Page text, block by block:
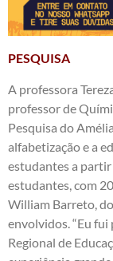
PESQUISA
A professora
professor de
Pesquisa do
alfabetização e a
estudantes a partir
estudantes, com
William Barreto,
envolvidos. “Eu fui
Regional de